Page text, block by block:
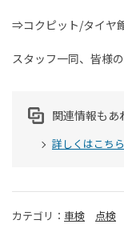
⇒コクピット/タイヤ
スタッフ一同、皆様
関連情報もあ
詳しくはこち
カテゴリ： 車検 点検